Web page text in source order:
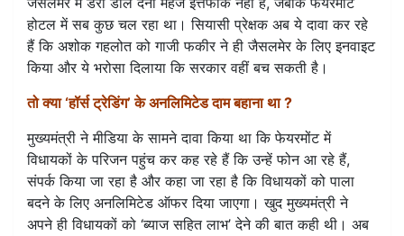
होटल में सब कुछ चल रहा था। सियासी प्रेक्षक अब ये दावा कर रहे
हैं कि अशोक गहलोत को गाजी फकीर ने ही जैसलमेर के लिए इनवाइट
किया और ये भरोसा दिलाया कि सरकार वहीं बच सकती है।
तो क्या ‘हॉर्स ट्रेडिंग’ के अनलिमिटेड दाम बहाना था ?
मुख्यमंत्री ने मीडिया के सामने दावा किया था कि फेयरमोंट में
विधायकों के परिजन पहुंच कर कह रहे हैं कि उन्हें फोन आ रहे हैं,
संपर्क किया जा रहा है और कहा जा रहा है कि विधायकों को पाला
बदने के लिए अनलिमिटेड ऑफर दिया जाएगा। खुद मुख्यमंत्री ने
अपने ही विधायकों को ‘ब्याज सहित लाभ’ देने की बात कही थी। अब